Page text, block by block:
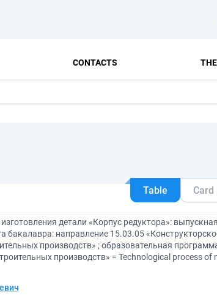
CONTACTS
Table Card
детали «Корпус редуктора»: выпускная
бакалавра: направление 15.03.05
производств» ; образовательная
производств» = Technological process of